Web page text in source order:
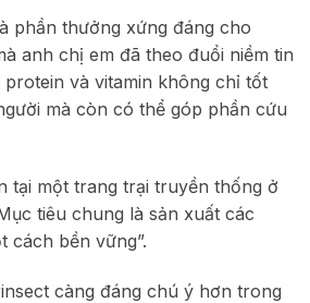
phần thưởng xứng đáng cho
anh chị em đã theo đuổi niềm tin
và vitamin không chỉ tốt
mà còn có thể góp phần cứu
tại một trang trại truyền thống ở
tiêu chung là sản xuất các
cách bền vững”.
càng đáng chú ý hơn trong